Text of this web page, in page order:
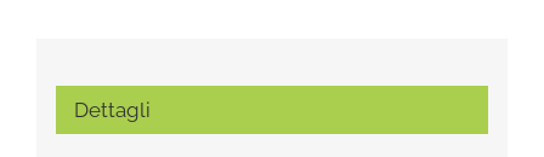
Dettagli